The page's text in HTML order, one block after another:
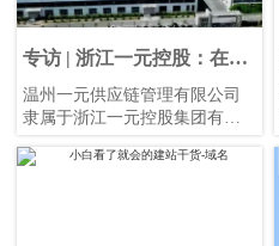
专访 | 浙江一元控股：在线
营销如何快速获取用户信
任？
温州一元供应链管理有限公司
隶属于浙江一元控股集团有限
是一家专注于工商业储能系